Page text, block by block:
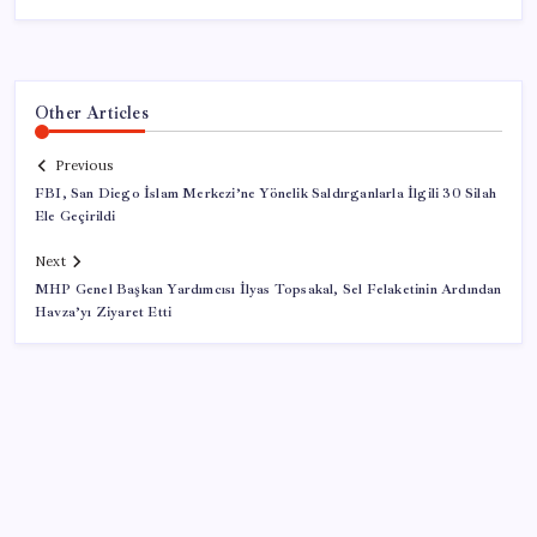
Other Articles
Previous
FBI, San Diego İslam Merkezi’ne Yönelik Saldırganlarla İlgili 30 Silah
Ele Geçirildi
Next
MHP Genel Başkan Yardımcısı İlyas Topsakal, Sel Felaketinin Ardından
Havza’yı Ziyaret Etti